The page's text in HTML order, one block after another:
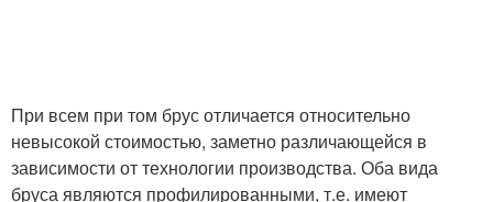
При всем при том брус отличается относительно
невысокой стоимостью, заметно различающейся в
зависимости от технологии производства. Оба вида
бруса являются профилированными, т.е. имеют